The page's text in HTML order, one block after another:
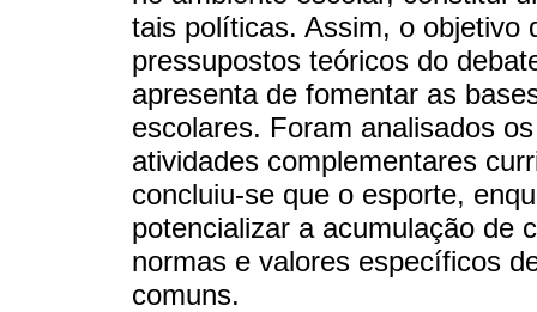
tais políticas. Assim, o objetivo
pressupostos teóricos do
apresenta de fomentar as
escolares. Foram analisados
atividades complementares
concluiu-se que o esporte,
potencializar a acumulação de
normas e valores específicos
comuns.